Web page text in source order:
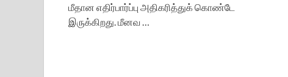
மீதான எதிர்பார்ப்பு அதிகரித்துக் கொண்டே
இருக்கிறது. மீனவ …